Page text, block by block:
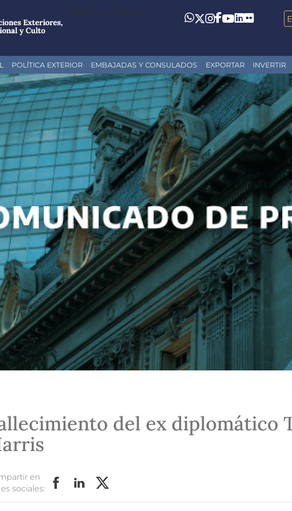
Toggle navigation
Whatsapp
Twitter
Instagram
Facebook
YouTube
LinkedIn
Flickr
POLÍTICA EXTERIOR EMBAJADAS Y CONSULADOS EXPORTAR INVERTIR
del ex diplomático
en
sociales: